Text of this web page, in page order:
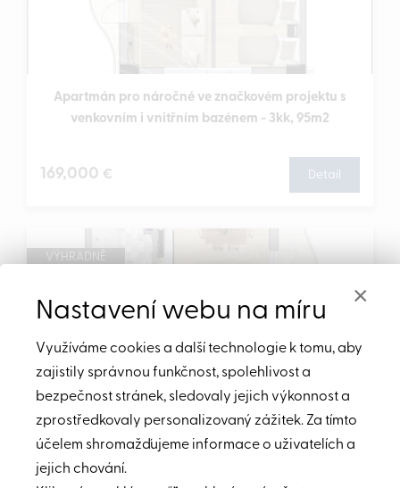
Apartmán pro náročné ve značkovém projektu s
venkovním i vnitřním bazénem - 3kk, 95m2
169,000 € Detail
VÝHRADNĚ
Nastavení webu na míru ×
Využíváme cookies a další technologie k tomu, aby
zajistily správnou funkčnost, spolehlivost a
bezpečnost stránek, sledovaly jejich výkonnost a
zprostředkovaly personalizovaný zážitek. Za tímto
účelem shromažďujeme informace o uživatelích a
jejich chování.